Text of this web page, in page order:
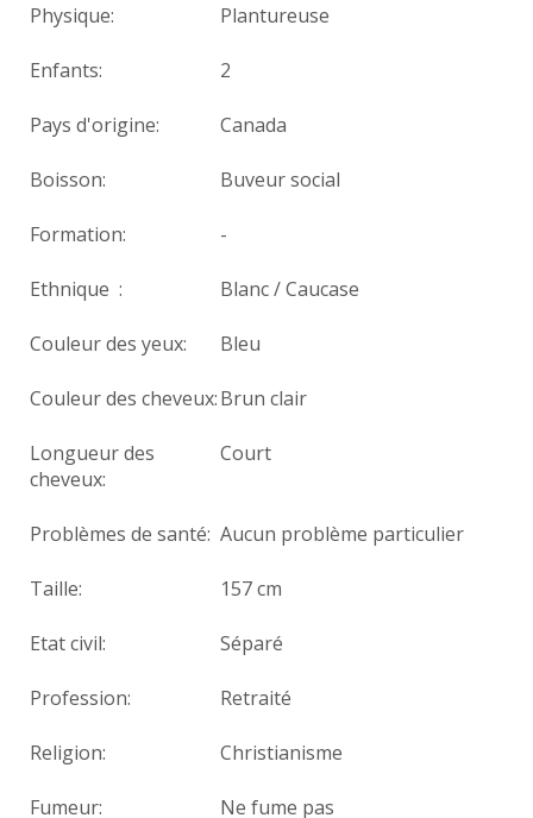
Physique: Plantureuse
Enfants: 2
Pays d'origine: Canada
Boisson: Buveur social
Formation: -
Ethnique : Blanc / Caucase
Couleur des yeux: Bleu
Couleur des cheveux:Brun clair
Longueur des
cheveux:
Court
Problèmes de santé: Aucun problème particulier
Taille: 157 cm
Etat civil: Séparé
Profession: Retraité
Religion: Christianisme
Fumeur: Ne fume pas